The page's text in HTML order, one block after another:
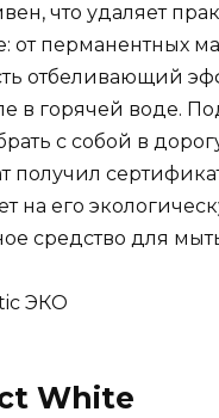
что удаляет
от перманентных
отбеливающий
в горячей воде.
с собой в
получил
на его
средство для
ЭКО
White